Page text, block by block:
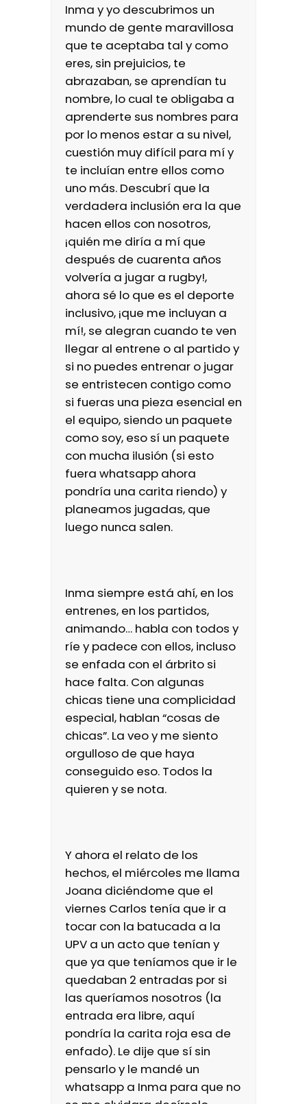
Inma y yo descubrimos un
mundo de gente maravillosa
que te aceptaba tal y como
eres, sin prejuicios, te
abrazaban, se aprendían tu
nombre, lo cual te obligaba a
aprenderte sus nombres para
por lo menos estar a su nivel,
cuestión muy difícil para mí y
te incluían entre ellos como
uno más. Descubrí que la
verdadera inclusión era la que
hacen ellos con nosotros,
¡quién me diría a mí que
después de cuarenta años
volvería a jugar a rugby!,
ahora sé lo que es el deporte
inclusivo, ¡que me incluyan a
mí!, se alegran cuando te ven
llegar al entrene o al partido y
si no puedes entrenar o jugar
se entristecen contigo como
si fueras una pieza esencial en
el equipo, siendo un paquete
como soy, eso sí un paquete
con mucha ilusión (si esto
fuera whatsapp ahora
pondría una carita riendo) y
planeamos jugadas, que
luego nunca salen.
Inma siempre está ahí, en los
entrenes, en los partidos,
animando… habla con todos y
ríe y padece con ellos, incluso
se enfada con el árbrito si
hace falta. Con algunas
chicas tiene una complicidad
especial, hablan “cosas de
chicas”. La veo y me siento
orgulloso de que haya
conseguido eso. Todos la
quieren y se nota.
Y ahora el relato de los
hechos, el miércoles me llama
Joana diciéndome que el
viernes Carlos tenía que ir a
tocar con la batucada a la
UPV a un acto que tenían y
que ya que teníamos que ir le
quedaban 2 entradas por si
las queríamos nosotros (la
entrada era libre, aquí
pondría la carita roja esa de
enfado). Le dije que sí sin
pensarlo y le mandé un
whatsapp a Inma para que no